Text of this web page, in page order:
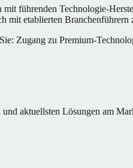
mit führenden Technologie-
mit etablierten Branchenführern
Zugang zu Premium-
aktuellsten Lösungen am